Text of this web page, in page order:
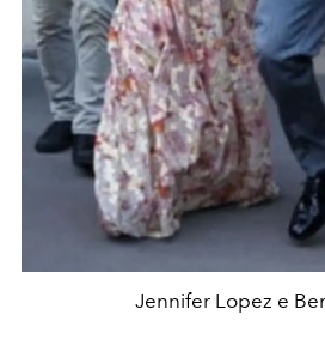
Jennifer Lopez e